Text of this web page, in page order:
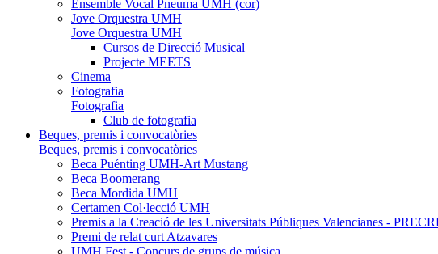
Ensemble Vocal Pneuma UMH (cor)
Jove Orquestra UMH
Jove Orquestra UMH
Cursos de Direcció Musical
Projecte MEETS
Cinema
Fotografia
Fotografia
Club de fotografia
Beques, premis i convocatòries
Beques, premis i convocatòries
Beca Puénting UMH-Art Mustang
Beca Boomerang
Beca Mordida UMH
Certamen Col·lecció UMH
Premis a la Creació de les Universitats Públiques Valencianes -
Premi de relat curt Atzavares
UMH Fest - Concurs de grups de música